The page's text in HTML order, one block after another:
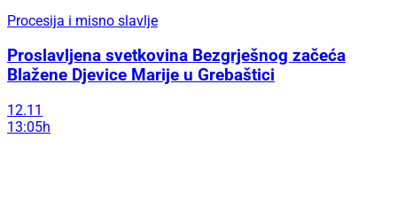
Procesija i misno slavlje
Proslavljena svetkovina Bezgrješnog začeća
Blažene Djevice Marije u Grebaštici
12.11
13:05h